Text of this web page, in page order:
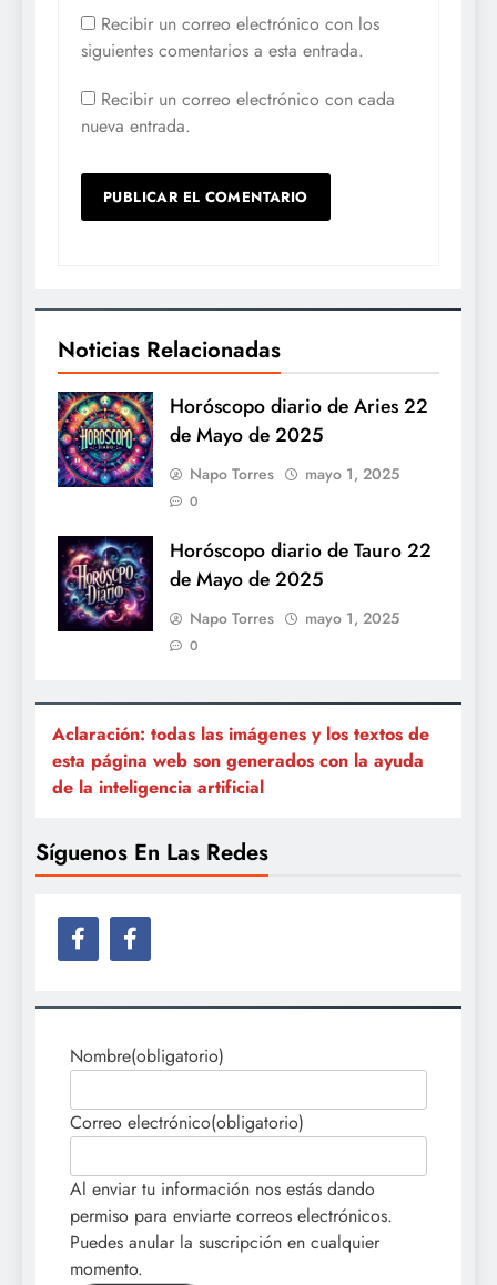
Recibir un correo electrónico con los
siguientes comentarios a esta entrada.
Recibir un correo electrónico con cada
nueva entrada.
Noticias Relacionadas
Horóscopo diario de Aries 22
de Mayo de 2025
Napo Torres mayo 1, 2025
0
Horóscopo diario de Tauro 22
de Mayo de 2025
Napo Torres mayo 1, 2025
0
Aclaración: todas las imágenes y los textos de
esta página web son generados con la ayuda
de la inteligencia artificial
Síguenos En Las Redes
Nombre(obligatorio)
Correo electrónico(obligatorio)
Al enviar tu información nos estás dando
permiso para enviarte correos electrónicos.
Puedes anular la suscripción en cualquier
momento.